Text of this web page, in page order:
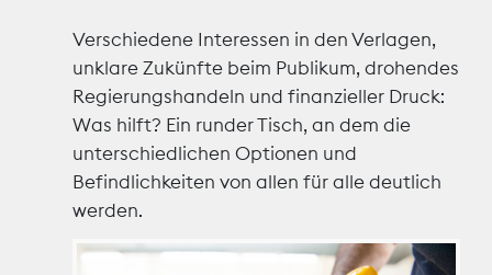
Medienpolitik
Nachhaltigkeit
Nachwuchs
Pressefreiheit
Verschiedene Interessen in den Verlagen,
unklare Zukünfte beim Publikum, drohendes
Regierungshandeln und finanzieller Druck:
Was hilft? Ein runder Tisch, an dem die
unterschiedlichen Optionen und
Befindlichkeiten von allen für alle deutlich
werden.